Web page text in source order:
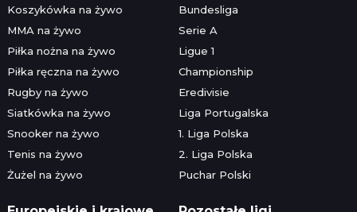
Koszykówka na żywo
MMA na żywo
Piłka nożna na żywo
Piłka ręczna na żywo
Rugby na żywo
Siatkówka na żywo
Snooker na żywo
Tenis na żywo
Żużel na żywo
Bundesliga
Serie A
Ligue 1
Championship
Eredivisie
Liga Portugalska
1. Liga Polska
2. Liga Polska
Puchar Polski